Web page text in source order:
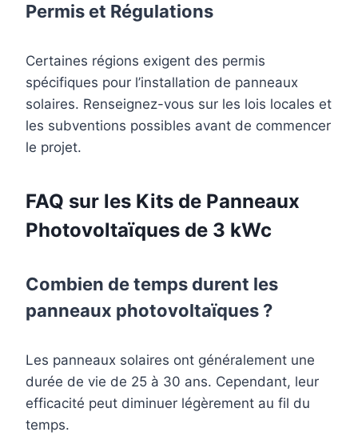
Permis et Régulations
Certaines régions exigent des permis
spécifiques pour l’installation de panneaux
solaires. Renseignez-vous sur les lois locales et
les subventions possibles avant de commencer
le projet.
FAQ sur les Kits de Panneaux
Photovoltaïques de 3 kWc
Combien de temps durent les
panneaux photovoltaïques ?
Les panneaux solaires ont généralement une
durée de vie de 25 à 30 ans. Cependant, leur
efficacité peut diminuer légèrement au fil du
temps.